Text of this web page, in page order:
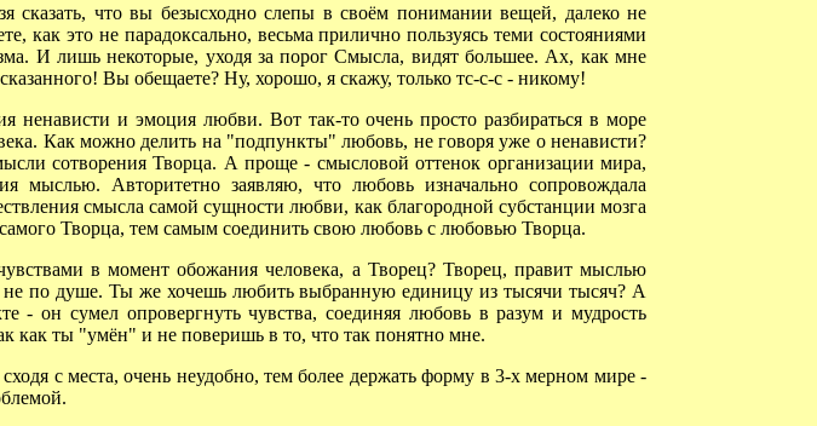
что вы безысходно слепы в своём понимании вещей, далеко не
как это не парадоксально, весьма прилично пользуясь теми состояниями
И лишь некоторые, уходя за порог Смысла, видят большее. Ах, как мне
Вы обещаете? Ну, хорошо, я скажу, только тс-с-с - никому!
и эмоция любви. Вот так-то очень просто разбираться в море
Как можно делить на "подпункты" любовь, не говоря уже о ненависти?
сотворения Творца. А проще - смысловой оттенок организации мира,
мыслью. Авторитетно заявляю, что любовь изначально сопровождала
смысла самой сущности любви, как благородной субстанции мозга
Творца, тем самым соединить свою любовь с любовью Творца.
в момент обожания человека, а Творец? Творец, правит мыслью
по душе. Ты же хочешь любить выбранную единицу из тысячи тысяч? А
- он сумел опровергнуть чувства, соединяя любовь в разум и мудрость
как ты "умён" и не поверишь в то, что так понятно мне.
с места, очень неудобно, тем более держать форму в 3-х мерном мире -